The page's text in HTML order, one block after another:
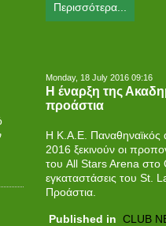
Περισσότερα...
Monday, 18 July 2016 09:16
Η έναρξη της
προάστια
Η Κ.Α.Ε. Παναθηναϊκός
2016 ξεκινούν οι
του All Stars Arena στο
εγκαταστάσεις του St.
Προάστια.
Published in CLUB